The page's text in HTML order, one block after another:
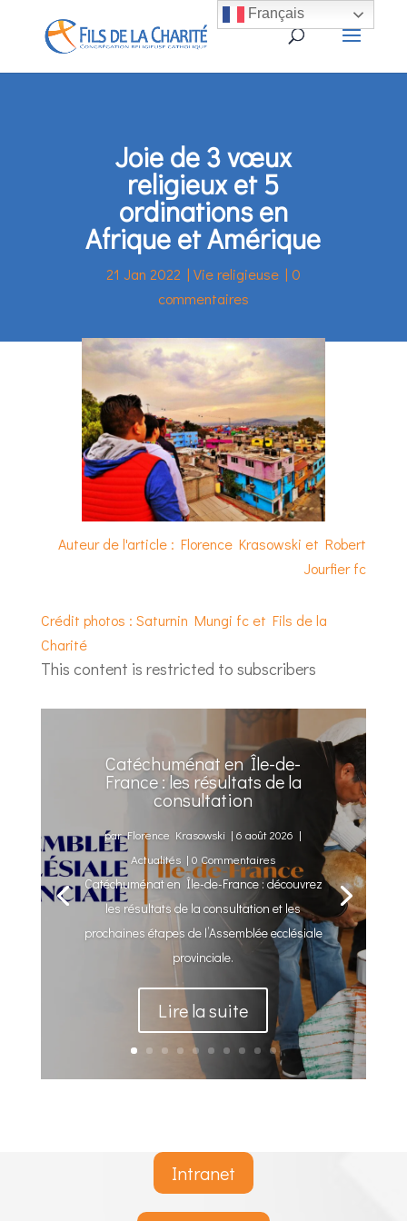
Joie de 3 vœux
religieux et 5
ordinations en
Afrique et Amérique
21 Jan 2022 | Vie religieuse| 0
commentaires
Auteur de l'article : Florence Krasowski et Robert
Jourfier fc
Crédit photos : Saturnin Mungi fc et Fils de la
Charité
This content is restricted to subscribers
Catéchuménat en Île-de-
France : les résultats de la
consultation
parFlorence Krasowski |6 août 2026 |
Actualités | 0 Commentaires
Catéchuménat en Île-de-France : découvrez
les résultats de la consultation et les
prochaines étapes de l’Assemblée ecclésiale
provinciale.
Lire la suite
Intranet
Français